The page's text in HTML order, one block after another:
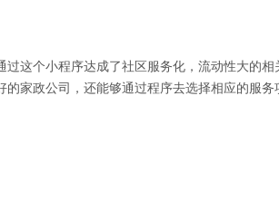
这个小程序达成了社区服务化，流动性大的相
家政公司，还能够通过程序去选择相应的服务